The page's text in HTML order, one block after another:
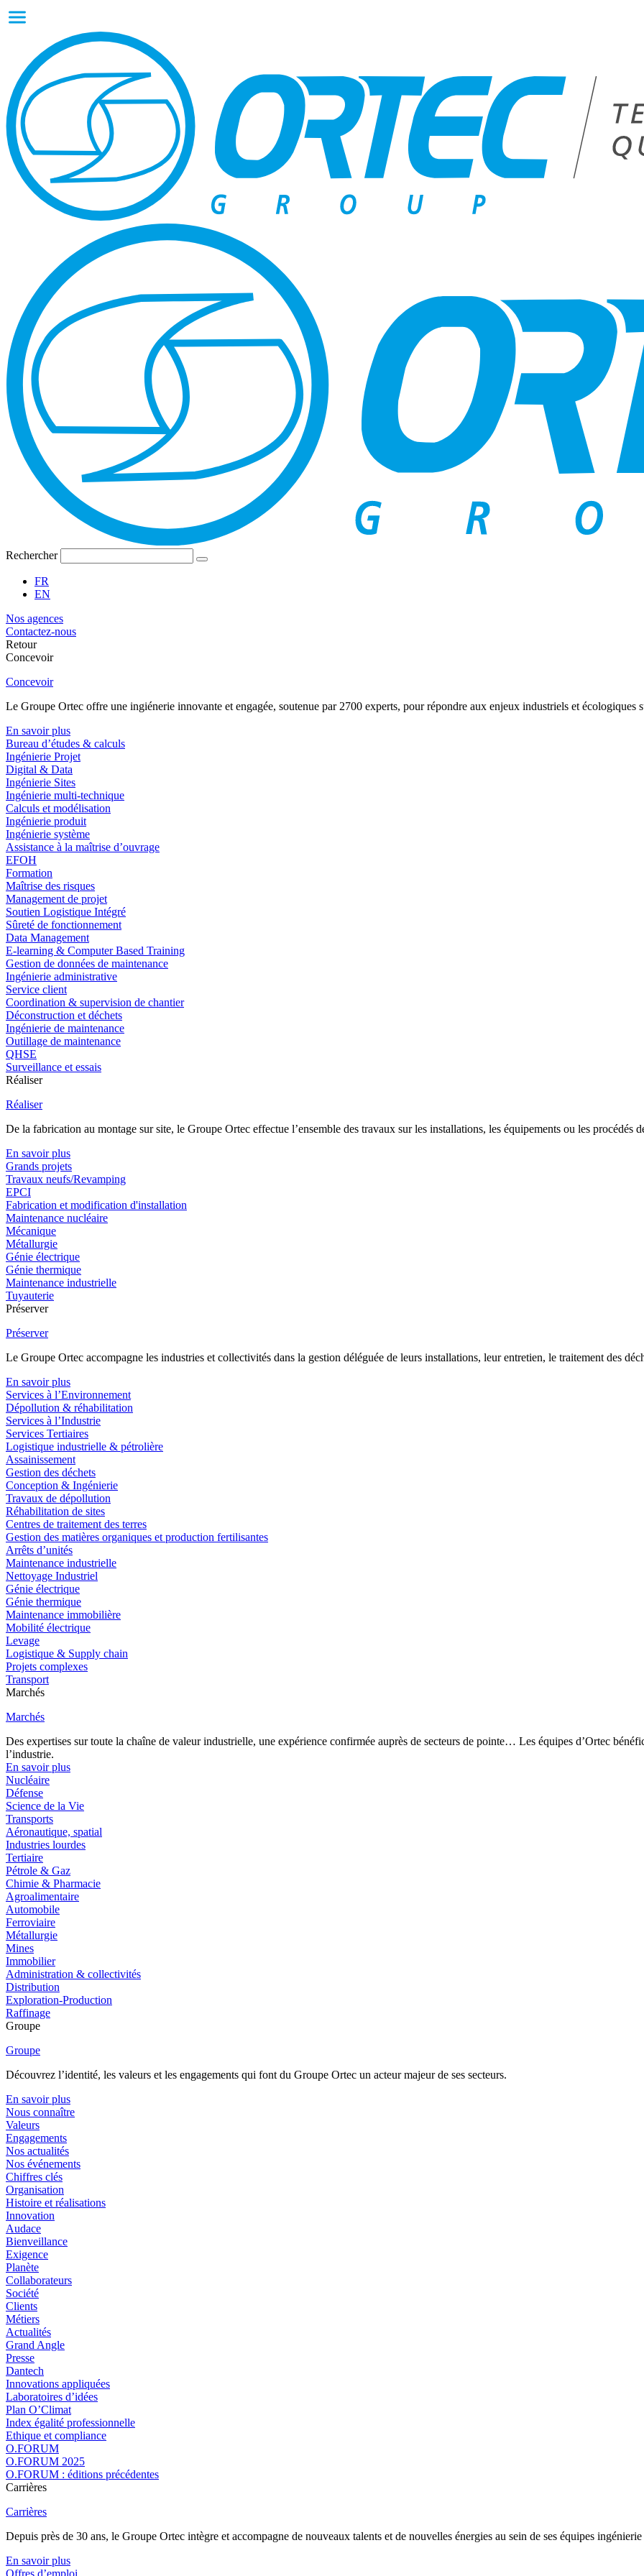
Rechercher
FR
EN
Nos agences
Contactez-nous
Retour
Concevoir
Concevoir
Le Groupe Ortec offre une ingiénerie innovante et engagée, soutenue par 2700 experts, pour répondre aux enjeux industriels et écologiques
En savoir plus
Bureau d’études & calculs
Ingénierie Projet
Digital & Data
Ingénierie Sites
Ingénierie multi-technique
Calculs et modélisation
Ingénierie produit
Ingénierie système
Assistance à la maîtrise d’ouvrage
EFOH
Formation
Maîtrise des risques
Management de projet
Soutien Logistique Intégré
Sûreté de fonctionnement
Data Management
E-learning & Computer Based Training
Gestion de données de maintenance
Ingénierie administrative
Service client
Coordination & supervision de chantier
Déconstruction et déchets
Ingénierie de maintenance
Outillage de maintenance
QHSE
Surveillance et essais
Réaliser
Réaliser
De la fabrication au montage sur site, le Groupe Ortec effectue l’ensemble des travaux sur les installations, les équipements ou les procédés
En savoir plus
Grands projets
Travaux neufs/Revamping
EPCI
Fabrication et modification d'installation
Maintenance nucléaire
Mécanique
Métallurgie
Génie électrique
Génie thermique
Maintenance industrielle
Tuyauterie
Préserver
Préserver
Le Groupe Ortec accompagne les industries et collectivités dans la gestion déléguée de leurs installations, leur entretien, le traitement des
En savoir plus
Services à l’Environnement
Dépollution & réhabilitation
Services à l’Industrie
Services Tertiaires
Logistique industrielle & pétrolière
Assainissement
Gestion des déchets
Conception & Ingénierie
Travaux de dépollution
Réhabilitation de sites
Centres de traitement des terres
Gestion des matières organiques et production fertilisantes
Arrêts d’unités
Maintenance industrielle
Nettoyage Industriel
Génie électrique
Génie thermique
Maintenance immobilière
Mobilité électrique
Levage
Logistique & Supply chain
Projets complexes
Transport
Marchés
Marchés
Des expertises sur toute la chaîne de valeur industrielle, une expérience confirmée auprès de secteurs de pointe… Les équipes d’Ortec
l’industrie.
En savoir plus
Nucléaire
Défense
Science de la Vie
Transports
Aéronautique, spatial
Industries lourdes
Tertiaire
Pétrole & Gaz
Chimie & Pharmacie
Agroalimentaire
Automobile
Ferroviaire
Métallurgie
Mines
Immobilier
Administration & collectivités
Distribution
Exploration-Production
Raffinage
Groupe
Groupe
Découvrez l’identité, les valeurs et les engagements qui font du Groupe Ortec un acteur majeur de ses secteurs.
En savoir plus
Nous connaître
Valeurs
Engagements
Nos actualités
Nos événements
Chiffres clés
Organisation
Histoire et réalisations
Innovation
Audace
Bienveillance
Exigence
Planète
Collaborateurs
Société
Clients
Métiers
Actualités
Grand Angle
Presse
Dantech
Innovations appliquées
Laboratoires d’idées
Plan O’Climat
Index égalité professionnelle
Ethique et compliance
O.FORUM
O.FORUM 2025
O.FORUM : éditions précédentes
Carrières
Carrières
Depuis près de 30 ans, le Groupe Ortec intègre et accompagne de nouveaux talents et de nouvelles énergies au sein de ses équipes
En savoir plus
Offres d’emploi